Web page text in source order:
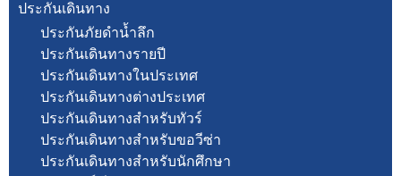
ประกันเดินทาง
ประกันภัยดำน้ำลึก
ประกันเดินทางรายปี
ประกันเดินทางในประเทศ
ประกันเดินทางต่างประเทศ
ประกันเดินทางสำหรับทัวร์
ประกันเดินทางสำหรับขอวีซ่า
ประกันเดินทางสำหรับนักศึกษา